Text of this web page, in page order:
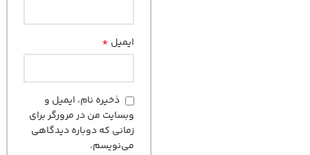
ایمیل *
ذخیره نام، ایمیل و
وبسایت من در مرورگر برای
زمانی که دوباره دیدگاهی
می‌نویسم.